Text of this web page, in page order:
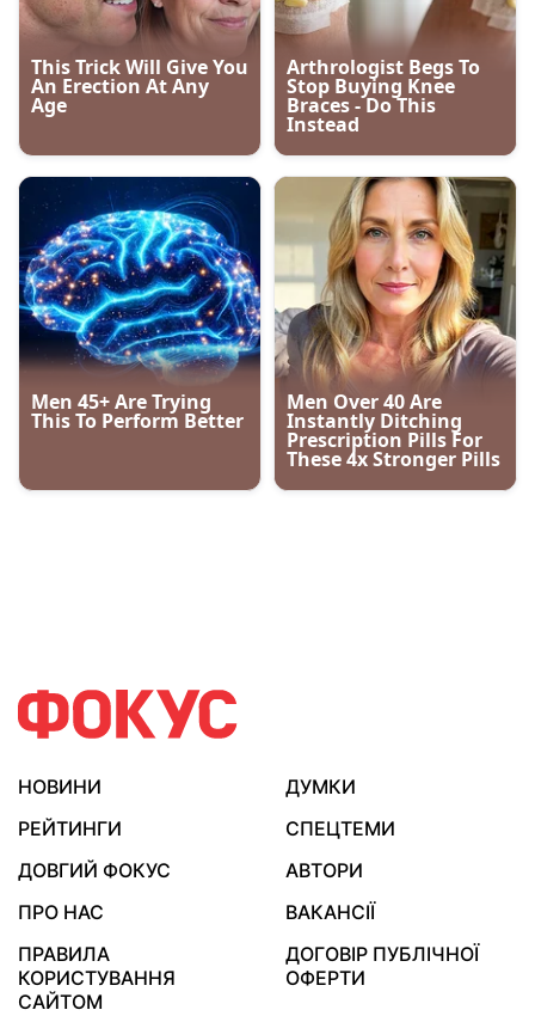
НОВИНИ
ДУМКИ
РЕЙТИНГИ
СПЕЦТЕМИ
ДОВГИЙ ФОКУС
АВТОРИ
ПРО НАС
ВАКАНСІЇ
ПРАВИЛА
КОРИСТУВАННЯ
САЙТОМ
ДОГОВІР ПУБЛІЧНОЇ
ОФЕРТИ